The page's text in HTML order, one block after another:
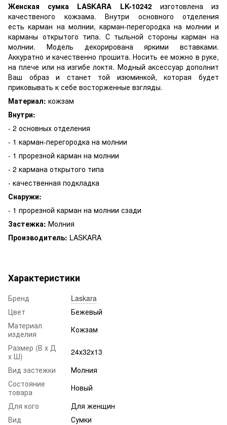
Женская сумка LASKARA LK-10242 изготовлена из
качественого кожзама. Внутри основного отделения
есть карман на молнии, карман-перегородка на молнии и
карманы открытого типа. С тыльной стороны карман на
молнии. Модель декорирована яркими вставками.
Аккуратно и качественно прошита. Носить ее можно в руке,
на плече или на изгибе локтя. Модный аксессуар дополнит
Ваш образ и станет той изюминкой, которая будет
приковывать к себе восторженные взгляды.
Материал: кожзам
Внутри:
- 2 основных отделения
- 1 карман-перегородка на молнии
- 1 прорезной карман на молнии
- 2 кармана открытого типа
- качественная подкладка
Снаружи:
- 1 прорезной карман на молнии сзади
Застежка: Молния
Производитель: LASKARA
Характеристики
Бренд
Laskara
Цвет
Бежевый
Материал
изделия
Кожзам
Размер (В х Д
х Ш)
24х32х13
Вид застежки
Молния
Состояние
товара
Новый
Для кого
Для женщин
Вид
Сумки